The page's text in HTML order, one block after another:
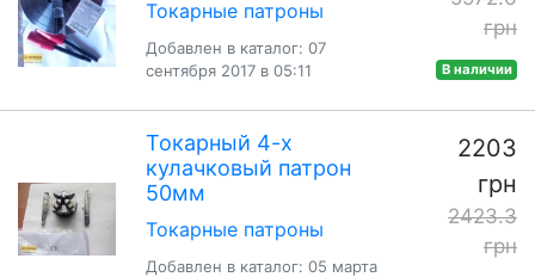
Токарные патроны
Добавлен в каталог: 07
сентября 2017 в 05:11
грн
В наличии
Токарный 4-х
кулачковый патрон
50мм
Токарные патроны
Добавлен в каталог: 05 марта
2203
грн
2423.3
грн